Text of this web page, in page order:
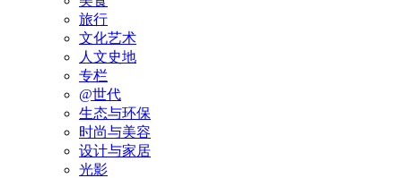
旅行
文化艺术
人文史地
专栏
@世代
生态与环保
时尚与美容
设计与家居
光影